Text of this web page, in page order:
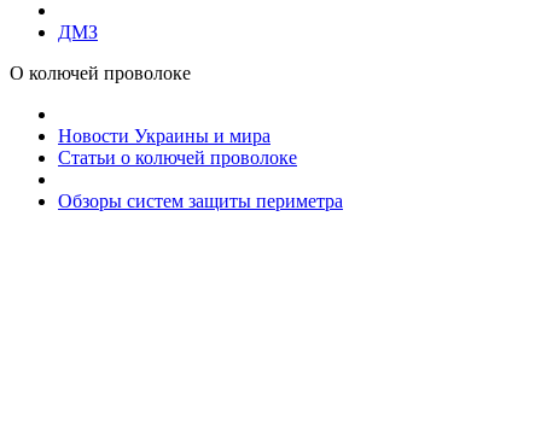
ДМЗ
О колючей проволоке
Новости Украины и мира
Статьи о колючей проволоке
Обзоры систем защиты периметра